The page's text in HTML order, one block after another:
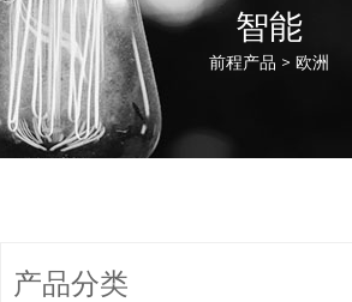
智能
前程产品 > 欧洲
产品分类